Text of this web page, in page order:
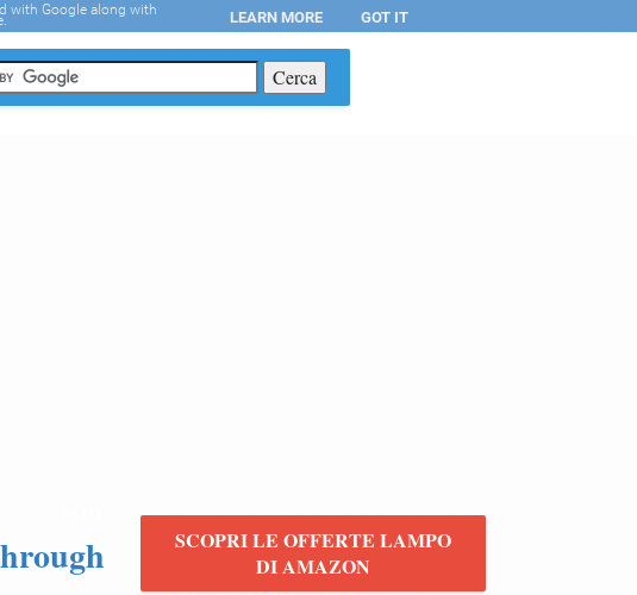
SCOPRI LE OFFERTE LAMPO
DI AMAZON
with Google along with LEARN MORE GOT IT